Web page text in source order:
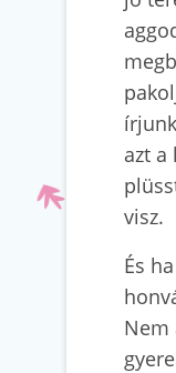
azt a
visz.
És
Nem